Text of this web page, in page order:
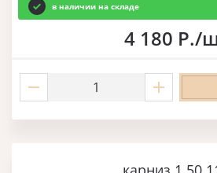
в наличии на складе
4 180 Р./